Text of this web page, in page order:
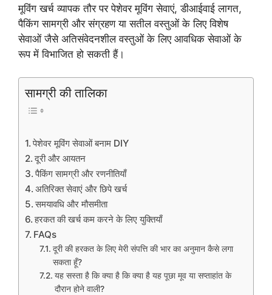
मूविंग खर्च व्यापक तौर पर पेशेवर मूविंग सेवाएं, डीआईवाई लागत,
पैकिंग सामग्री और संग्रहण या सतील वस्तुओं के लिए विशेष
सेवाओं जैसे अतिसंवेदनशील वस्तुओं के लिए आवधिक सेवाओं के
रूप में विभाजित हो सकती हैं।
सामग्री की तालिका
पेशेवर मूविंग सेवाओं बनाम DIY
दूरी और आयतन
पैकिंग सामग्री और रणनीतियाँ
अतिरिक्त सेवाएं और छिपे खर्च
समयावधि और मौसमीता
हरकत की खर्च कम करने के लिए युक्तियाँ
FAQs
दूरी की हरकत के लिए मेरी संपत्ति की भार का अनुमान कैसे लगा
सकता हूँ?
यह सस्ता है कि क्या है कि क्या है यह पूछा मूव या सप्ताहांत के
दौरान होने वाली?